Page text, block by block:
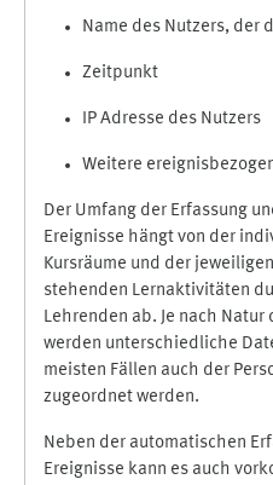
Name des Nutzers, der
Zeitpunkt
IP Adresse des Nutzers
Weitere
Der Umfang der Erfassung
Ereignisse hängt von der
Kursräume und der
stehenden Lernaktivitäten
Lehrenden ab. Je nach
werden unterschiedliche
meisten Fällen auch der
zugeordnet werden.
Neben der automatischen
Ereignisse kann es auch